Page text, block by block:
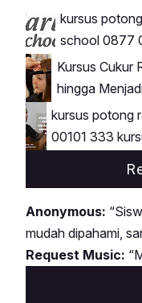
kursus
school 0877
Kursus Cukur
hingga
kursus potong
00101 333
Anonymous:
mudah dipahami,
Request Music: